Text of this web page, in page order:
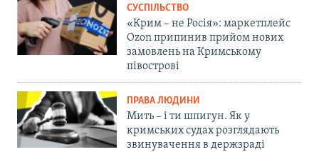
СУСПІЛЬСТВО
«Крим – не Росія»: маркетплейс
Ozon припинив прийом нових
замовлень на Кримському
півострові
ПРАВА ЛЮДИНИ
Мить – і ти шпигун. Як у
кримських судах розглядають
звинувачення в держзраді